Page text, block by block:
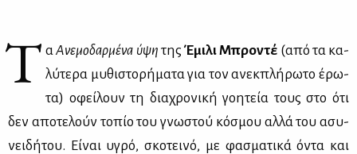
Τ αΑνε­μο­δαρ­μέ­να ύψη της Έμι­λι Μπρο­ντέ (από τα κα­
λύ­τε­ρα μυ­θι­στο­ρή­μα­τα για τον ανεκ­πλή­ρω­το έρω­
τα) οφεί­λουν τη δια­χρο­νι­κή γοη­τεία τους στο ότι
δεν απο­τε­λούν το­πίο του γνω­στού κό­σμου αλ­λά του ασυ­
νει­δή­του. Εί­ναι υγρό, σκο­τει­νό, με φα­σμα­τι­κά όντα και